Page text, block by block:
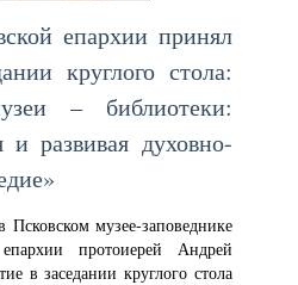
епархии принял
круглого стола:
– библиотеки:
и развивая духовно-
Псковском музее-заповеднике
протоиерей Андрей
в заседании круглого стола